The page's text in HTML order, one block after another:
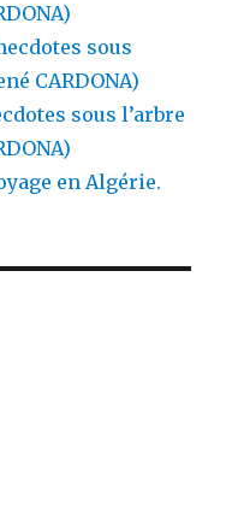
sous
CARDONA)
sous l’arbre
en Algérie.